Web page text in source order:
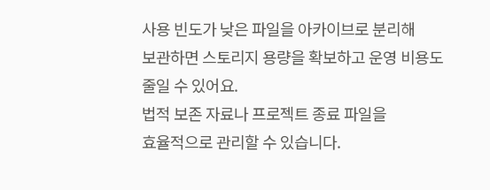
사용 빈도가 낮은 파일을 아카이브로 분리해
보관하면 스토리지 용량을 확보하고 운영 비용도
줄일 수 있어요.
법적 보존 자료나 프로젝트 종료 파일을
효율적으로 관리할 수 있습니다.